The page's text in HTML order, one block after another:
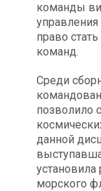
команды
право
команд.
Среди
позволило
данной
морского